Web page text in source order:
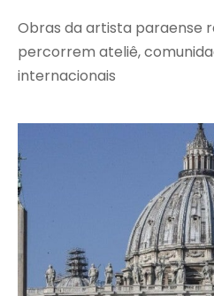
Obras da artista paraense
percorrem ateliê,
internacionais